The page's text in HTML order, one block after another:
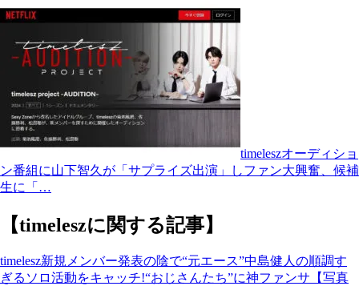
timeleszオーディショ
ン番組に山下智久が「サプライズ出演」しファン大興奮、候補
生に「…
【timeleszに関する記事】
timelesz新規メンバー発表の陰で“元エース”中島健人の順調す
ぎるソロ活動をキャッチ!“おじさんたち”に神ファンサ【写真